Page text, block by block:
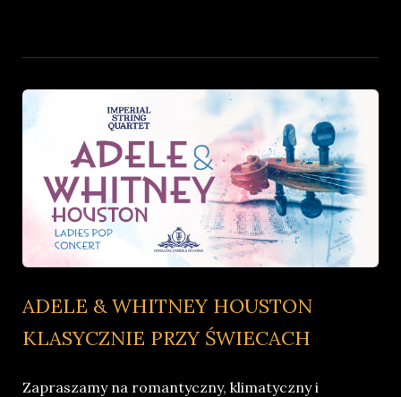
ADELE & WHITNEY HOUSTON
KLASYCZNIE PRZY ŚWIECACH
Zapraszamy na romantyczny, klimatyczny i